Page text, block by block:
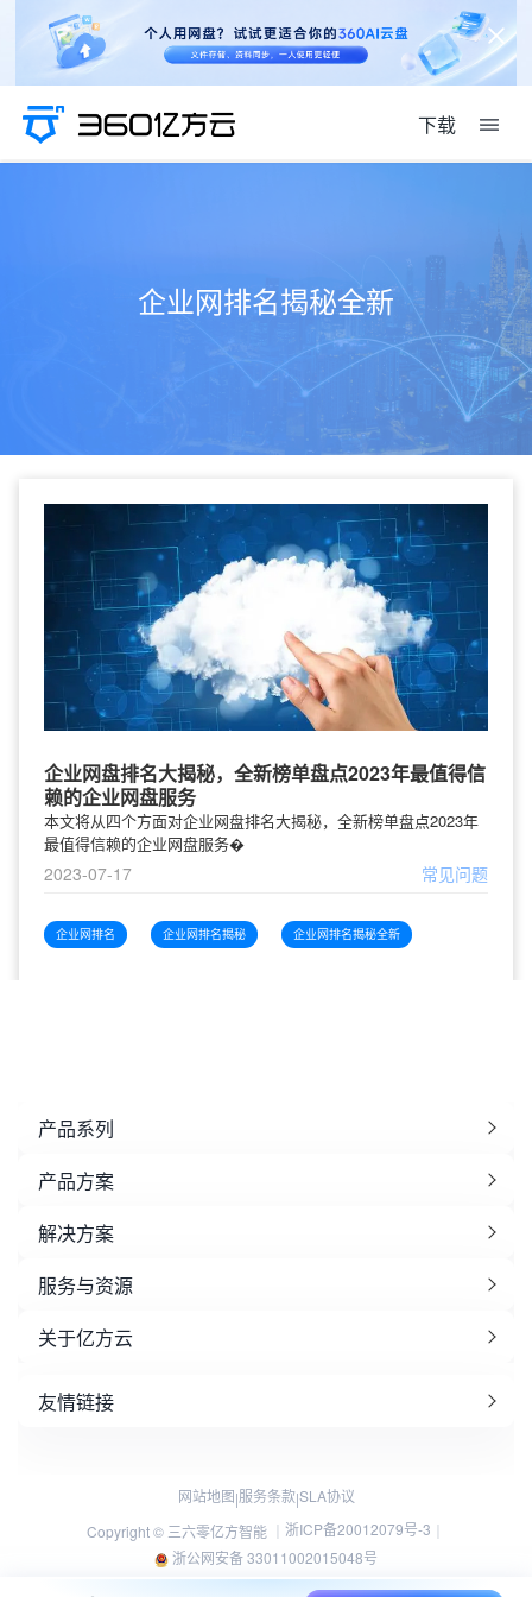
下载
企业网排名揭秘全新
企业网盘排名大揭秘，全新榜单盘点2023年最值得信
赖的企业网盘服务
本文将从四个方面对企业网盘排名大揭秘，全新榜单盘点2023年
最值得信赖的企业网盘服务�
2023-07-17 常见问题
企业网排名 企业网排名揭秘 企业网排名揭秘全新
产品系列
产品方案
解决方案
服务与资源
关于亿方云
友情链接
网站地图|服务条款|SLA协议
Copyright © 三六零亿方智能 ｜ 浙ICP备20012079号-3 ｜
浙公网安备 33011002015048号